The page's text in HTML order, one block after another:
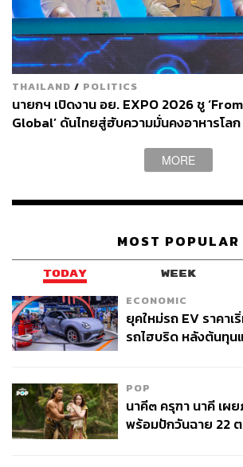
THAILAND / POLITICS
นายกฯ เปิดงาน อย. EXPO 2026 ชู
Global’ ดันไทยสู่ฮับความมั่นคงอาหารโลก
MORE
MOST POPULAR
TODAY WEEK
ECONOMIC
ยุคใหม่รถ EV ราคาเ
รถไฮบริด หลังต้นทุน
POP
นาคี๓ ครุฑา นาคี เผ
พร้อมปักวันฉาย 22